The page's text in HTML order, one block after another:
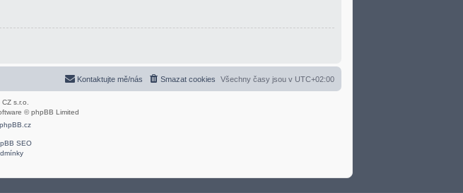
Všechny časy jsou v UTC+02:00
Smazat cookies
Kontaktujte mě/nás
s.r.o.
© phpBB Limited
phpBB.cz
SEO